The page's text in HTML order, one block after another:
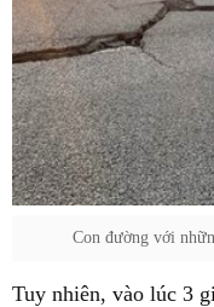
Con đường với
Tuy nhiên, vào lúc 3